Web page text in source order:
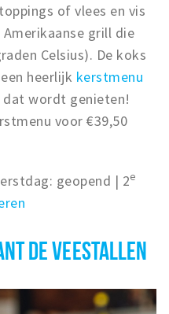
of vlees en vis
grill die
Celsius). De koks
heerlijk kerstmenu
dat wordt genieten!
voor €39,50
geopend | 2e
DE VEESTALLEN